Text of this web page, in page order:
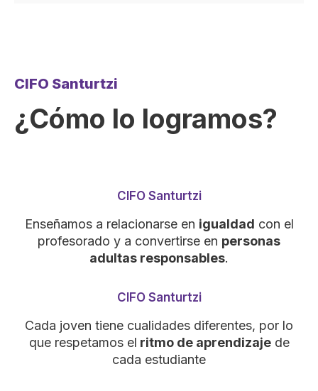
CIFO Santurtzi
¿Cómo lo logramos?
CIFO Santurtzi
Enseñamos a relacionarse en igualdad con el
profesorado y a convertirse en personas
adultas responsables.
CIFO Santurtzi
Cada joven tiene cualidades diferentes, por lo
que respetamos el ritmo de aprendizajede
cada estudiante